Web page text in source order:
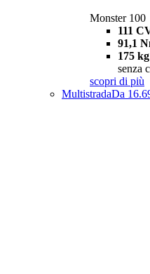
Monster 100
111
91,1
175 kg
senza
scopri di più
MultistradaDa